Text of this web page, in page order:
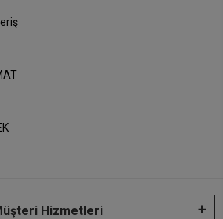
Hizmetleri